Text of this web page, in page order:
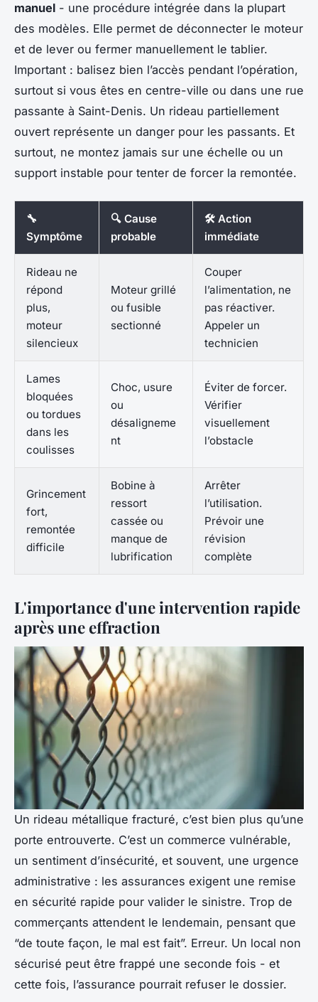
manuel - une procédure intégrée dans la plupart
des modèles. Elle permet de déconnecter le moteur
et de lever ou fermer manuellement le tablier.
Important : balisez bien l’accès pendant l’opération,
surtout si vous êtes en centre-ville ou dans une rue
passante à Saint-Denis. Un rideau partiellement
ouvert représente un danger pour les passants. Et
surtout, ne montez jamais sur une échelle ou un
support instable pour tenter de forcer la remontée.
🔧
Symptôme
🔍 Cause
probable
🛠️ Action
immédiate
Rideau ne
répond
plus,
moteur
silencieux
Moteur grillé
ou fusible
sectionné
Couper
l’alimentation, ne
pas réactiver.
Appeler un
technicien
Lames
bloquées
ou tordues
dans les
coulisses
Choc, usure
ou
désaligneme
nt
Éviter de forcer.
Vérifier
visuellement
l’obstacle
Grincement
fort,
remontée
difficile
Bobine à
ressort
cassée ou
manque de
lubrification
Arrêter
l’utilisation.
Prévoir une
révision
complète
L'importance d'une intervention rapide
après une effraction
Un rideau métallique fracturé, c’est bien plus qu’une
porte entrouverte. C’est un commerce vulnérable,
un sentiment d’insécurité, et souvent, une urgence
administrative : les assurances exigent une remise
en sécurité rapide pour valider le sinistre. Trop de
commerçants attendent le lendemain, pensant que
“de toute façon, le mal est fait”. Erreur. Un local non
sécurisé peut être frappé une seconde fois - et
cette fois, l’assurance pourrait refuser le dossier.